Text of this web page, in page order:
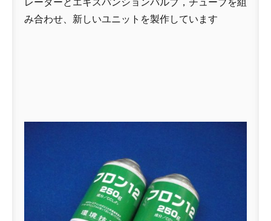
レーターとエキスパンションバルブ，チューブを組
み合わせ、新しいユニットを製作しています